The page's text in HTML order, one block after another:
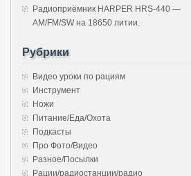
Радиоприёмник HARPER HRS-440 —
AM/FM/SW на 18650 литии.
Рубрики
Видео уроки по рациям
Инструмент
Ножи
Питание/Еда/Охота
Подкасты
Про Фото/Видео
Разное/Посылки
Рации/радиостанции/радио